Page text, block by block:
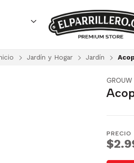
Jardín y Hogar Jardín
GROUW
PRECIO